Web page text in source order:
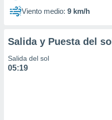
Viento medio: 9 km/h
Salida y Puesta del sol
Salida del sol
05:19